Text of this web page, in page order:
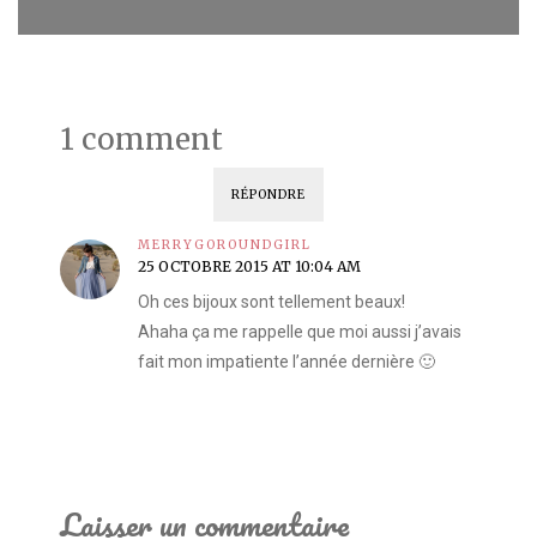
1 comment
RÉPONDRE
MERRYGOROUNDGIRL
25 OCTOBRE 2015 AT 10:04 AM
Oh ces bijoux sont tellement beaux!
Ahaha ça me rappelle que moi aussi j’avais
fait mon impatiente l’année dernière 🙂
Laisser un commentaire